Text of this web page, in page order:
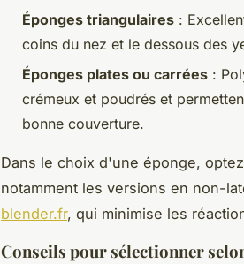
Éponges triangulaires :
coins du nez et le dessous des
Éponges plates ou carrées :
crémeux et poudrés et
bonne couverture.
Dans le choix d'une éponge,
notamment les versions en non-
blender.fr, qui minimise les
Conseils pour sélectionner